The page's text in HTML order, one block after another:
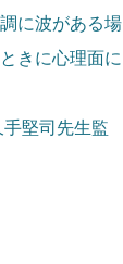
に波がある場
きに心理面に
堅司先生監